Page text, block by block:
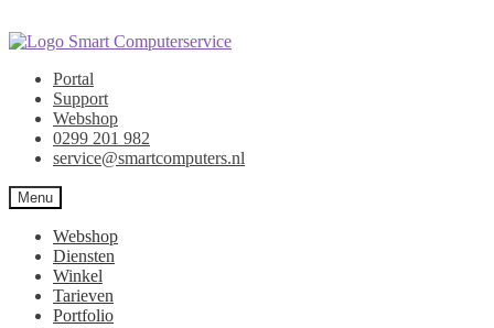
Ga
naar
navigatie
Ga
inhoud
Portal
Support
Webshop
0299 201 982
service@smartcomputers.nl
Menu
Webshop
Diensten
Winkel
Tarieven
Portfolio